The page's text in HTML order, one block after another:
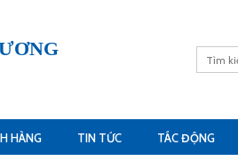
HÀNG TIN TỨC TÁC ĐỘNG